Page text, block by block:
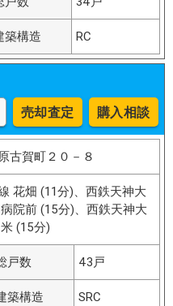
築構造 RC
売却査定 購入相談
古賀町２０－８
花畑 (11分)、西鉄天神大
院前 (15分)、西鉄天神大
(15分)
戸数 43戸
築構造 SRC